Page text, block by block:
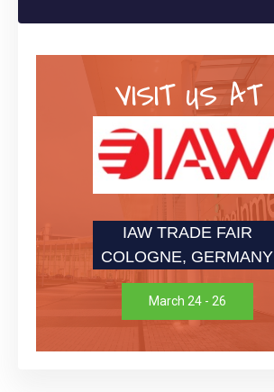
VISIT US AT
IAW TRADE FAIR
COLOGNE, GERMANY
March 24 - 26